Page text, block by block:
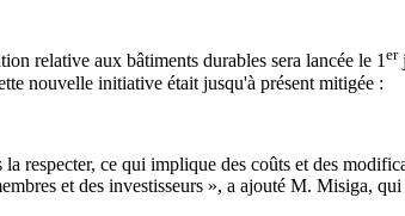
relative aux bâtiments durables sera lancée le 1er
nouvelle initiative était jusqu'à présent mitigée :
respecter, ce qui implique des coûts et des
et des investisseurs », a ajouté M. Misiga,